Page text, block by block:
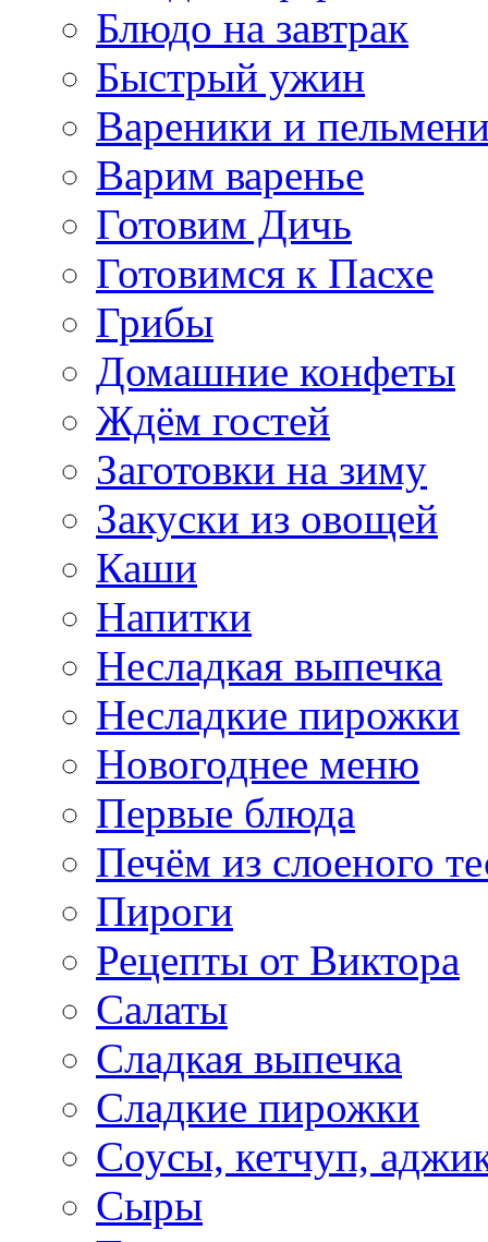
Блюдо на завтрак
Быстрый ужин
Вареники и
Варим варенье
Готовим Дичь
Готовимся к Пасхе
Грибы
Домашние конфеты
Ждём гостей
Заготовки на зиму
Закуски из овощей
Каши
Напитки
Несладкая выпечка
Несладкие пирожки
Новогоднее меню
Первые блюда
Печём из слоеного
Пироги
Рецепты от Виктора
Салаты
Сладкая выпечка
Сладкие пирожки
Соусы, кетчуп,
Сыры